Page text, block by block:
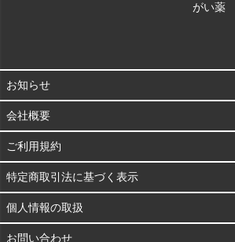
がい薬
お知らせ
会社概要
ご利用規約
特定商取引法に基づく表示
個人情報の取扱
お問い合わせ